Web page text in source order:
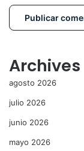
Archives
agosto 2026
julio 2026
junio 2026
mayo 2026